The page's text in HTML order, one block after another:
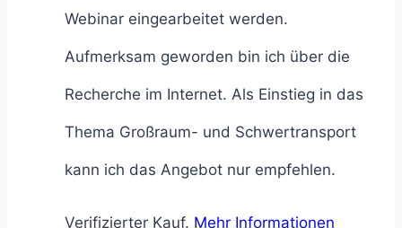
Webinar eingearbeitet werden.
Aufmerksam geworden bin ich über die
Recherche im Internet. Als Einstieg in das
Thema Großraum- und Schwertransport
kann ich das Angebot nur empfehlen.
Verifizierter Kauf. Mehr Informationen